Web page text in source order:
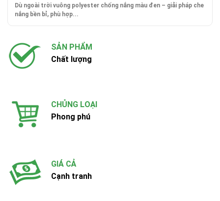
Dù ngoài trời vuông polyester chống nắng màu đen – giải pháp che
nắng bền bỉ, phù hợp...
SẢN PHẨM
Chất lượng
CHỦNG LOẠI
Phong phú
GIÁ CẢ
Cạnh tranh